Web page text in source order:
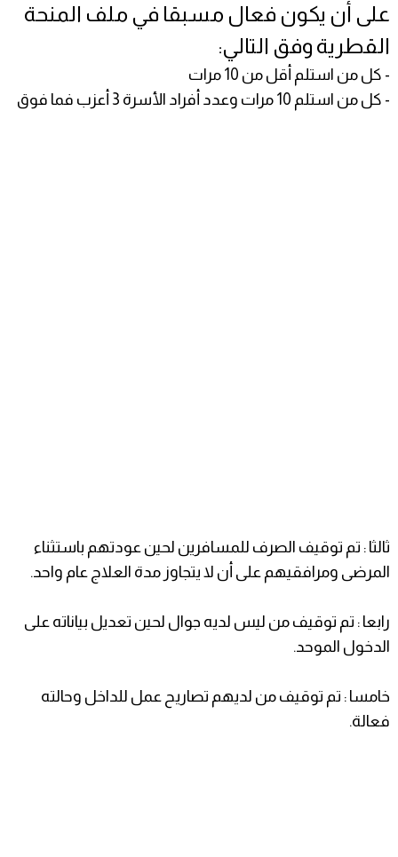
على أن يكون فعال مسبقا في ملف المنحة
القطرية وفق التالي:
- كل من استلم أقل من 10 مرات
- كل من استلم 10 مرات وعدد أفراد الأسرة 3 أعزب فما فوق
ثالثا : تم توقيف الصرف للمسافرين لحين عودتهم باستثناء
المرضى ومرافقيهم على أن لا يتجاوز مدة العلاج عام واحد.
رابعا : تم توقيف من ليس لديه جوال لحين تعديل بياناته على
الدخول الموحد.
خامسا : تم توقيف من لديهم تصاريح عمل للداخل وحالته
فعالة.